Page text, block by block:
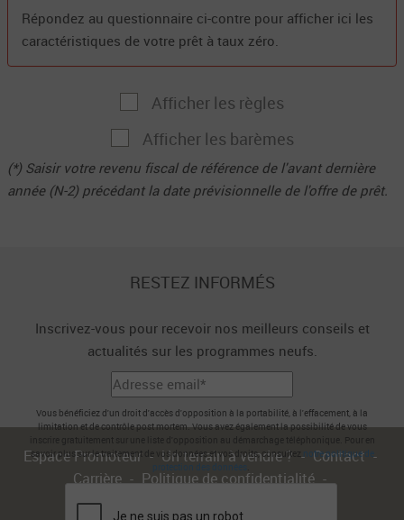
Répondez au questionnaire ci-contre pour afficher ici les
caractéristiques de votre prêt à taux zéro.
Afficher les règles
Afficher les barèmes
(*) Saisir votre revenu fiscal de référence de l'avant dernière
année (N-2) précédant la date prévisionnelle de l'offre de prêt.
RESTEZ INFORMÉS
Inscrivez-vous pour recevoir nos meilleurs conseils et
actualités sur les programmes neufs.
Vous bénéficiez d'un droit d'accès d'opposition à la portabilité, à l'effacement, à la
limitation et de contrôle post mortem. Vous avez également la possibilité de vous
savoir plus sur le traitement de vos données et vos droits, consultez
notre politique de
Espace Promoteur Un terrain à vendre ?
Contact
Carrière
Politique de confidentialité
Conditions générales d'utilisation